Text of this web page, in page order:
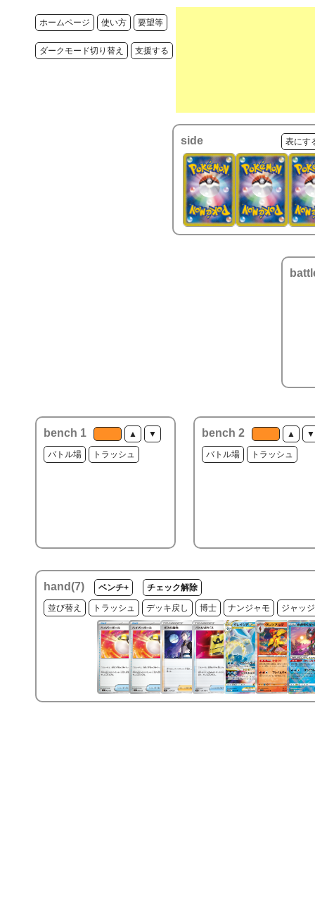
ホームページ 使い方 要望等
ダークモード切り替え 支援する
side 表にす
bench 1 ▲ ▼
バトル場 トラッシュ
bench 2 ▲ ▼
バトル場 トラッシュ
hand(7) ベンチ+ チェック解除
並び替え トラッシュ デッキ戻し 博士 ナンジャモ ジャッ